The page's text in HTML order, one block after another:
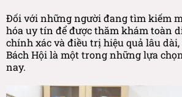
Đối với những người đang tìm kiếm
hóa uy tín để được thăm khám toàn
chính xác và điều trị hiệu quả lâu dài,
Bách Hội là một trong những lựa
nay.